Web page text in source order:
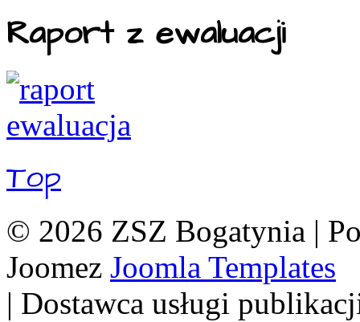
Raport z ewaluacji
Top
© 2026 ZSZ Bogatynia |
Joomez Joomla Templates
| Dostawca usługi